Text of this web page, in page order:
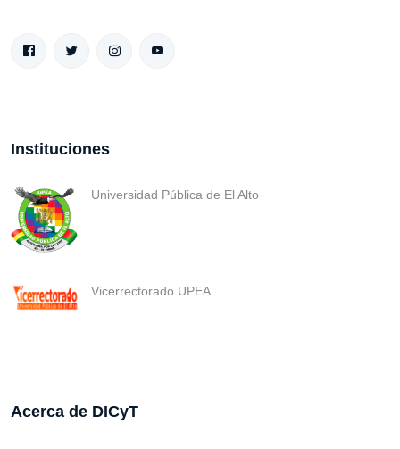
Instituciones
Universidad Pública de El Alto
Vicerrectorado UPEA
Acerca de DICyT